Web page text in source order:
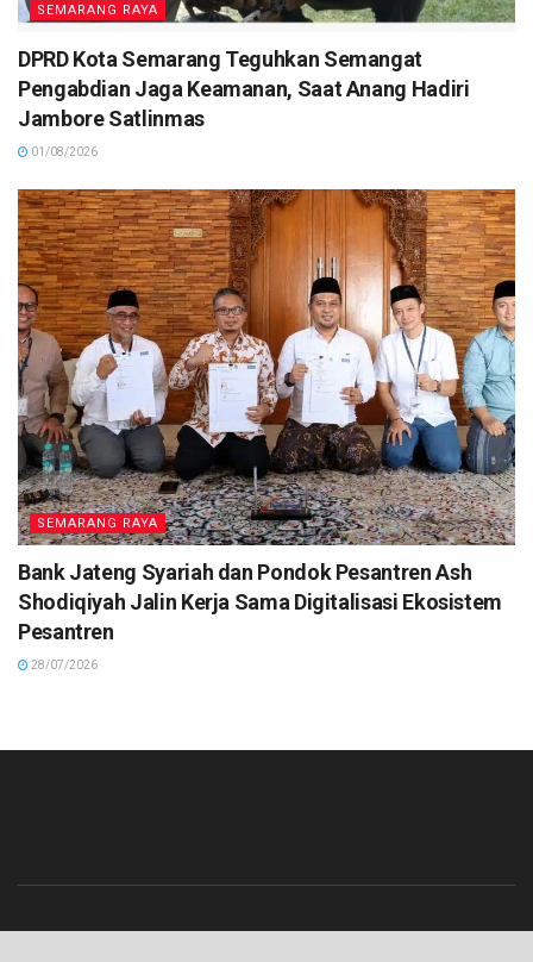
SEMARANG RAYA
DPRD Kota Semarang Teguhkan Semangat
Pengabdian Jaga Keamanan, Saat Anang Hadiri
Jambore Satlinmas
01/08/2026
SEMARANG RAYA
Bank Jateng Syariah dan Pondok Pesantren Ash
Shodiqiyah Jalin Kerja Sama Digitalisasi Ekosistem
Pesantren
28/07/2026